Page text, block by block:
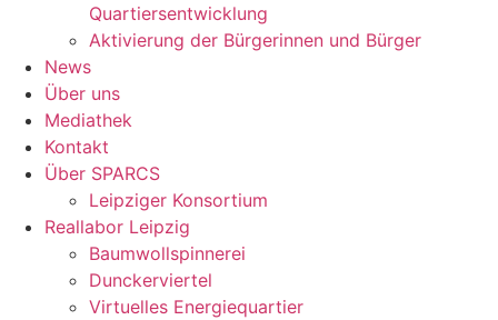
Quartiersentwicklung
Aktivierung der Bürgerinnen und Bürger
News
Über uns
Mediathek
Kontakt
Über SPARCS
Leipziger Konsortium
Reallabor Leipzig
Baumwollspinnerei
Dunckerviertel
Virtuelles Energiequartier